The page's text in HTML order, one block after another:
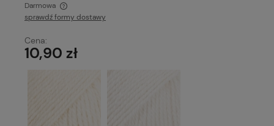
Darmowa
Cena nie zawiera ewentualnych kosztów płatności
sprawdź formy dostawy
Cena:
10,90 zł